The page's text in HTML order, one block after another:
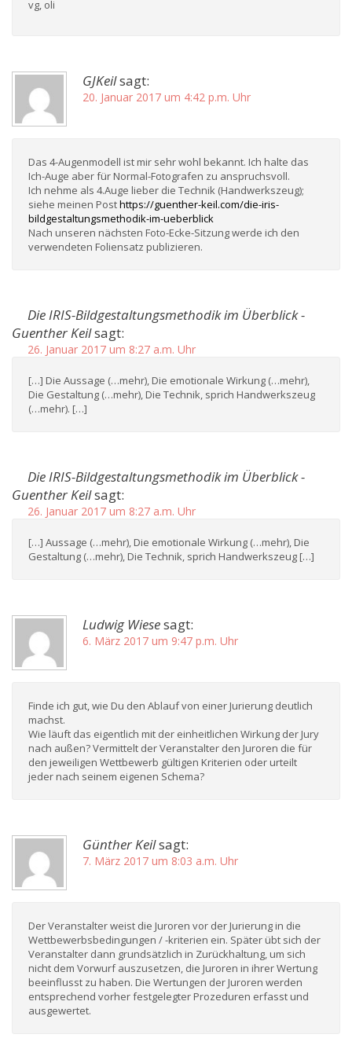
vg, oli
GJKeilsagt:
20. Januar 2017 um 4:42 p.m. Uhr
Das 4-Augenmodell ist mir sehr wohl bekannt. Ich halte das
Ich-Auge aber für Normal-Fotografen zu anspruchsvoll.
Ich nehme als 4.Auge lieber die Technik (Handwerkszeug);
siehe meinen Posthttps://guenther-keil.com/die-iris-
bildgestaltungsmethodik-im-ueberblick
Nach unseren nächsten Foto-Ecke-Sitzung werde ich den
verwendeten Foliensatz publizieren.
Die IRIS-Bildgestaltungsmethodik im Überblick -
Guenther Keilsagt:
26. Januar 2017 um 8:27 a.m. Uhr
[…] Die Aussage (…mehr), Die emotionale Wirkung (…mehr),
Die Gestaltung (…mehr), Die Technik, sprich Handwerkszeug
(…mehr). […]
Die IRIS-Bildgestaltungsmethodik im Überblick -
Guenther Keilsagt:
26. Januar 2017 um 8:27 a.m. Uhr
[…] Aussage (…mehr), Die emotionale Wirkung (…mehr), Die
Gestaltung (…mehr), Die Technik, sprich Handwerkszeug […]
Ludwig Wiesesagt:
6. März 2017 um 9:47 p.m. Uhr
Finde ich gut, wie Du den Ablauf von einer Jurierung deutlich
machst.
Wie läuft das eigentlich mit der einheitlichen Wirkung der Jury
nach außen? Vermittelt der Veranstalter den Juroren die für
den jeweiligen Wettbewerb gültigen Kriterien oder urteilt
jeder nach seinem eigenen Schema?
Günther Keilsagt:
7. März 2017 um 8:03 a.m. Uhr
Der Veranstalter weist die Juroren vor der Jurierung in die
Wettbewerbsbedingungen / -kriterien ein. Später übt sich der
Veranstalter dann grundsätzlich in Zurückhaltung, um sich
nicht dem Vorwurf auszusetzen, die Juroren in ihrer Wertung
beeinflusst zu haben. Die Wertungen der Juroren werden
entsprechend vorher festgelegter Prozeduren erfasst und
ausgewertet.